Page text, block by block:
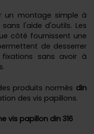
un montage simple à
l'aide d'outils. Les
côté fournissent une
de desserrer
sans avoir à
produits normés din
des vis papillons.
vis papillon din 316